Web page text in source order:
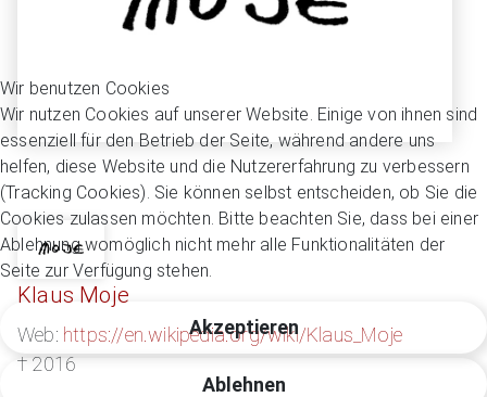
Klaus Moje
Web: https://en.wikipedia.org/wiki/Klaus_Moje
† 2016
Wir benutzen Cookies
Wir nutzen Cookies auf unserer Website. Einige von ihnen sind
essenziell für den Betrieb der Seite, während andere uns
helfen, diese Website und die Nutzererfahrung zu verbessern
(Tracking Cookies). Sie können selbst entscheiden, ob Sie die
Cookies zulassen möchten. Bitte beachten Sie, dass bei einer
Ablehnung womöglich nicht mehr alle Funktionalitäten der
Seite zur Verfügung stehen.
Akzeptieren
Ablehnen